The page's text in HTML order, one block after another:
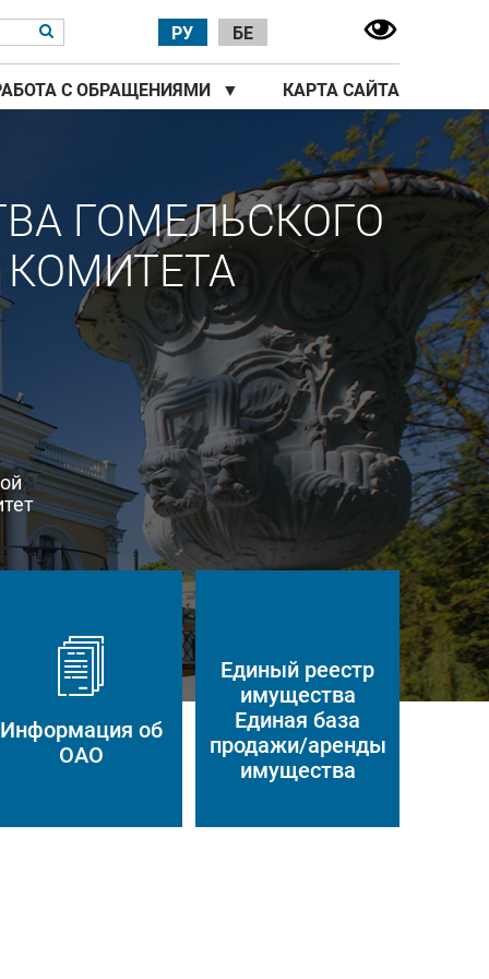
РУ БЕ
С ОБРАЩЕНИЯМИ ▼ КАРТА САЙТА
ГОМЕЛЬСКОГО
Информация об
ОАО
Единый реестр
имущества
Единая база
продажи/аренды
имущества